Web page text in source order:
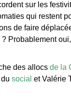
sur les
qui restent
de faire
Probablement
des allocs de la
social et Valérie